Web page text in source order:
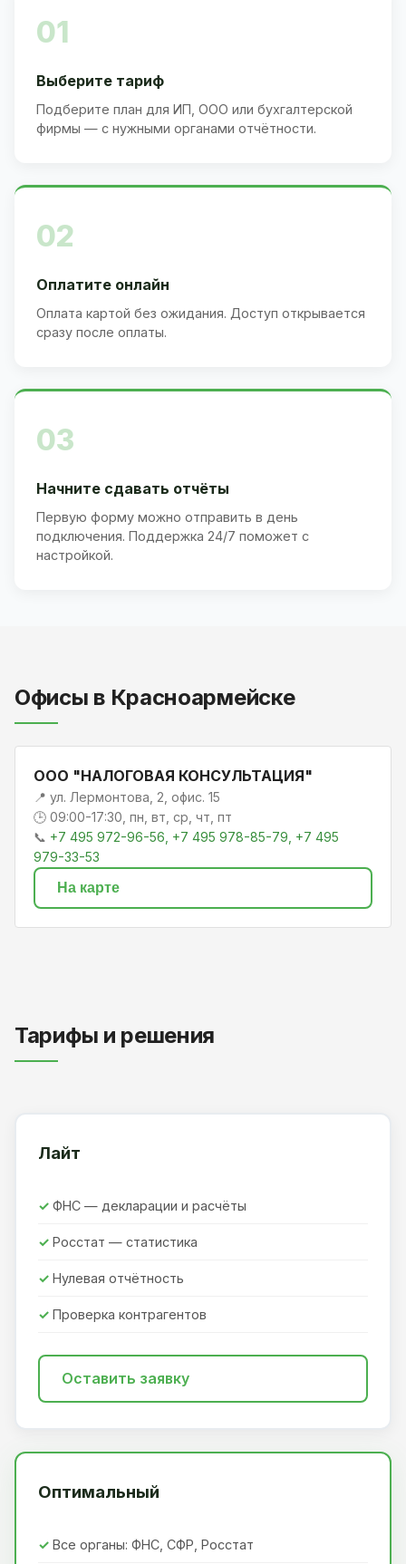
01
Выберите тариф
Подберите план для ИП, ООО или бухгалтерской
фирмы — с нужными органами отчётности.
02
Оплатите онлайн
Оплата картой без ожидания. Доступ открывается
сразу после оплаты.
03
Начните сдавать отчёты
Первую форму можно отправить в день
подключения. Поддержка 24/7 поможет с
настройкой.
Офисы в Красноармейске
ООО "НАЛОГОВАЯ КОНСУЛЬТАЦИЯ"
📍 ул. Лермонтова, 2, офис. 15
🕒 09:00-17:30, пн, вт, ср, чт, пт
📞 +7 495 972-96-56, +7 495 978-85-79, +7 495
979-33-53
На карте
Тарифы и решения
Лайт
ФНС — декларации и расчёты
Росстат — статистика
Нулевая отчётность
Проверка контрагентов
Оставить заявку
Оптимальный
Все органы: ФНС, СФР, Росстат